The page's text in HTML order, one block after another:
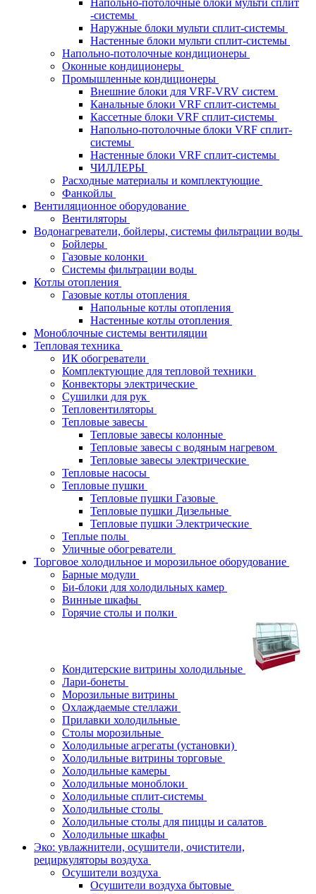
Напольно-потолочные блоки мульти сплит
-системы
Наружные блоки мульти сплит-системы
Настенные блоки мульти сплит-системы
Напольно-потолочные кондиционеры
Оконные кондиционеры
Промышленные кондиционеры
Внешние блоки для VRF-VRV систем
Канальные блоки VRF сплит-системы
Кассетные блоки VRF сплит-системы
Напольно-потолочные блоки VRF сплит-
системы
Настенные блоки VRF сплит-системы
ЧИЛЛЕРЫ
Расходные материалы и комплектующие
Фанкойлы
Вентиляционное оборудование
Вентиляторы
Водонагреватели, бойлеры, системы фильтрации воды
Бойлеры
Газовые колонки
Системы фильтрации воды
Котлы отопления
Газовые котлы отопления
Напольные котлы отопления
Настенные котлы отопления
Моноблочные системы вентиляции
Тепловая техника
ИК обогреватели
Комплектующие для тепловой техники
Конвекторы электрические
Сушилки для рук
Тепловентиляторы
Тепловые завесы
Тепловые завесы колонные
Тепловые завесы с водяным нагревом
Тепловые завесы электрические
Тепловые насосы
Тепловые пушки
Тепловые пушки Газовые
Тепловые пушки Дизельные
Тепловые пушки Электрические
Теплые полы
Уличные обогреватели
Торговое холодильное и морозильное оборудование
Барные модули
Би-блоки для холодильных камер
Винные шкафы
Горячие столы и полки
Кондитерские витрины холодильные
Лари-бонеты
Морозильные витрины
Охлаждаемые стеллажи
Прилавки холодильные
Столы морозильные
Холодильные агрегаты (установки)
Холодильные витрины торговые
Холодильные камеры
Холодильные моноблоки
Холодильные сплит-системы
Холодильные столы
Холодильные столы для пиццы и салатов
Холодильные шкафы
Эко: увлажнители, осушители, очистители,
рециркуляторы воздуха
Осушители воздуха
Осушители воздуха бытовые